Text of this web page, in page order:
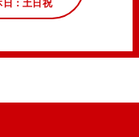
日：土日祝